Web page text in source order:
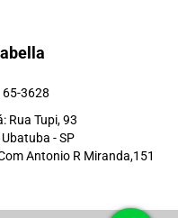
3628
Rua Tupi, 93
- SP
Antonio R Miranda,151